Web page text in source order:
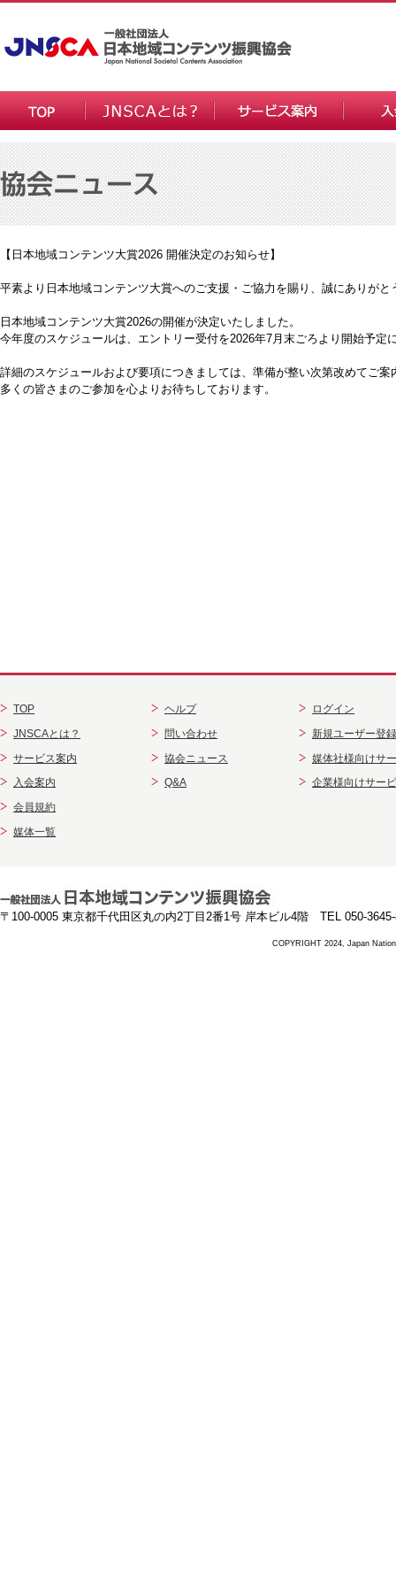
【日本地域コンテンツ大賞2026 開催決定のお知らせ】
平素より日本地域コンテンツ大賞へのご支援・ご協力を賜り、誠にありがと
日本地域コンテンツ大賞2026の開催が決定いたしました。
今年度のスケジュールは、エントリー受付を2026年7月末ごろより開始予定
詳細のスケジュールおよび要項につきましては、準備が整い次第改めてご案
多くの皆さまのご参加を心よりお待ちしております。
TOP
JNSCAとは？
サービス案内
入会案内
会員規約
媒体一覧
ヘルプ
問い合わせ
協会ニュース
Q&A
ログイン
新規ユーザー登録
媒体社様向けサ
企業様向けサー
〒100-0005 東京都千代田区丸の内2丁目2番1号 岸本ビル4階 TEL 050-
COPYRIGHT 2024, Japan